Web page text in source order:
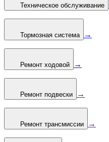
Техническое обслуживание
Тормозная система →
Ремонт ходовой →
Ремонт подвески →
Ремонт трансмиссии →